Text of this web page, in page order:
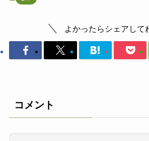
よかったらシェアして
コメント